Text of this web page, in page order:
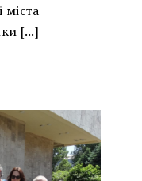
міста
[...]